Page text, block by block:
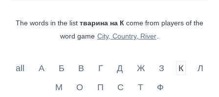
The words in the list тварина на К come from players of the
word game City, Country, River
all А Б В Г Д Ж З К
Л
М
О П С Т Ф